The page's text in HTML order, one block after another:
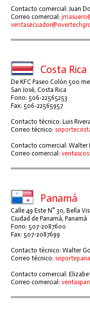
Contacto comercial: Juan
Correo comercial:
Costa Rica
De KFC Paseo Colón 500
San José, Costa Rica
Fono: 506-22565253
Fax: 506-22565957
Contacto técnico: Luis
Correo técnico:
Contacto comercial: Walter
Correo comercial:
Panamá
Calle 49 Este N° 30, Bella
Ciudad de Panamá, Panamá
Fono: 507-2087600
Fax: 507-2087699
Contacto técnico: Walter
Correo técnico:
Contacto comercial:
Correo comercial: